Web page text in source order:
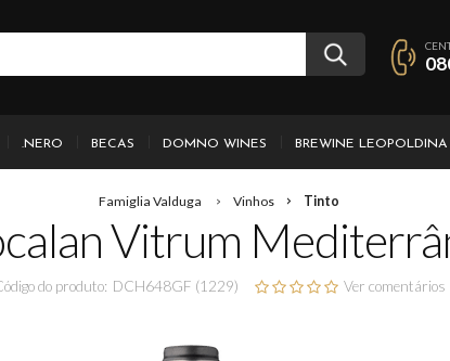
.NERO BECAS DOMNO WINES BREWINE LEOPOLDINA
Famiglia Valduga Vinhos Tinto
Vitrum
do produto: DCH648GF (1229) Ver comentários